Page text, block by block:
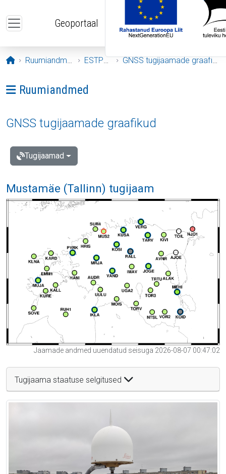
Geoportaal
Avaleht
Ruumiandmed ESTPOS GNSS tugijaamade graafikud
Ava menüü: Ruumiandmed
Ruumiandmed
GNSS tugijaamade graafikud
Tugijaamad
Mustamäe (Tallinn) tugijaam
Jaamade andmed uuendatud seisuga 2026-08-07 00:47:02
Tugijaama staatuse selgitused